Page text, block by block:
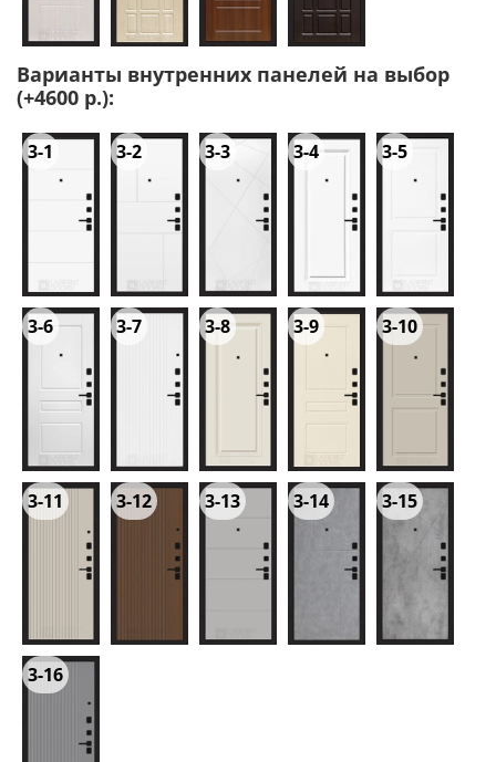
Варианты внутренних панелей на выбор
(+4600 р.):
3-1 3-2 3-3 3-4 3-5
3-6 3-7 3-8 3-9 3-10
3-11 3-12 3-13 3-14 3-15
3-16